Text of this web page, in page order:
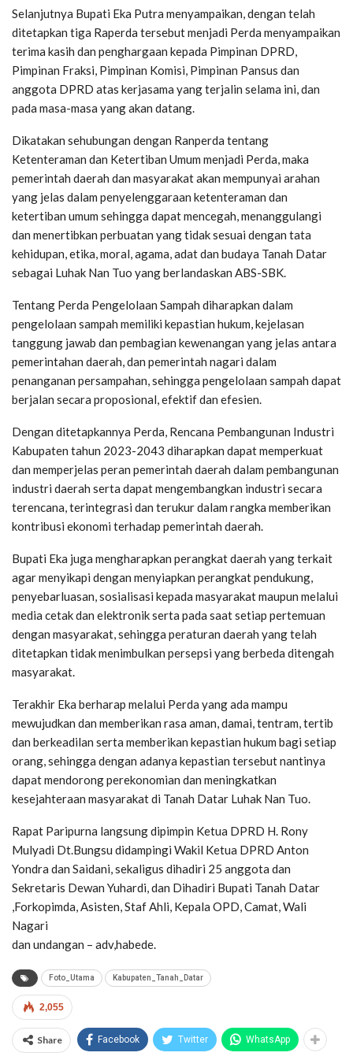
Selanjutnya Bupati Eka Putra menyampaikan, dengan telah
ditetapkan tiga Raperda tersebut menjadi Perda menyampaikan
terima kasih dan penghargaan kepada Pimpinan DPRD,
Pimpinan Fraksi, Pimpinan Komisi, Pimpinan Pansus dan
anggota DPRD atas kerjasama yang terjalin selama ini, dan
pada masa-masa yang akan datang.
Dikatakan sehubungan dengan Ranperda tentang
Ketenteraman dan Ketertiban Umum menjadi Perda, maka
pemerintah daerah dan masyarakat akan mempunyai arahan
yang jelas dalam penyelenggaraan ketenteraman dan
ketertiban umum sehingga dapat mencegah, menanggulangi
dan menertibkan perbuatan yang tidak sesuai dengan tata
kehidupan, etika, moral, agama, adat dan budaya Tanah Datar
sebagai Luhak Nan Tuo yang berlandaskan ABS-SBK.
Tentang Perda Pengelolaan Sampah diharapkan dalam
pengelolaan sampah memiliki kepastian hukum, kejelasan
tanggung jawab dan pembagian kewenangan yang jelas antara
pemerintahan daerah, dan pemerintah nagari dalam
penanganan persampahan, sehingga pengelolaan sampah dapat
berjalan secara proposional, efektif dan efesien.
Dengan ditetapkannya Perda, Rencana Pembangunan Industri
Kabupaten tahun 2023-2043 diharapkan dapat memperkuat
dan memperjelas peran pemerintah daerah dalam pembangunan
industri daerah serta dapat mengembangkan industri secara
terencana, terintegrasi dan terukur dalam rangka memberikan
kontribusi ekonomi terhadap pemerintah daerah.
Bupati Eka juga mengharapkan perangkat daerah yang terkait
agar menyikapi dengan menyiapkan perangkat pendukung,
penyebarluasan, sosialisasi kepada masyarakat maupun melalui
media cetak dan elektronik serta pada saat setiap pertemuan
dengan masyarakat, sehingga peraturan daerah yang telah
ditetapkan tidak menimbulkan persepsi yang berbeda ditengah
masyarakat.
Terakhir Eka berharap melalui Perda yang ada mampu
mewujudkan dan memberikan rasa aman, damai, tentram, tertib
dan berkeadilan serta memberikan kepastian hukum bagi setiap
orang, sehingga dengan adanya kepastian tersebut nantinya
dapat mendorong perekonomian dan meningkatkan
kesejahteraan masyarakat di Tanah Datar Luhak Nan Tuo.
Rapat Paripurna langsung dipimpin Ketua DPRD H. Rony
Mulyadi Dt.Bungsu didampingi Wakil Ketua DPRD Anton
Yondra dan Saidani, sekaligus dihadiri 25 anggota dan
Sekretaris Dewan Yuhardi, dan Dihadiri Bupati Tanah Datar
,Forkopimda, Asisten, Staf Ahli, Kepala OPD, Camat, Wali
Nagari
dan undangan – adv,habede.
Foto_Utama Kabupaten_Tanah_Datar
2,055
Share Facebook Twitter WhatsApp